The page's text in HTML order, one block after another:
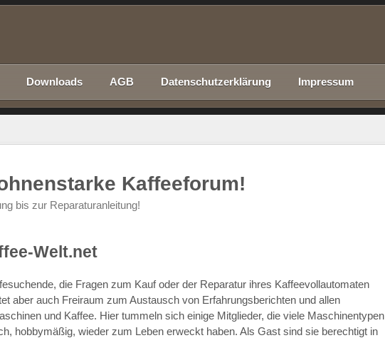
Downloads AGB Datenschutzerklärung Impressum
Kaffeeforum!
bis zur Reparaturanleitung!
Welt.net
die Fragen zum Kauf oder der Reparatur ihres Kaffeevollautomaten
aber auch Freiraum zum Austausch von Erfahrungsberichten und allen
und Kaffee. Hier tummeln sich einige Mitglieder, die viele Maschinentypen
hobbymäßig, wieder zum Leben erweckt haben. Als Gast sind sie berechtigt in